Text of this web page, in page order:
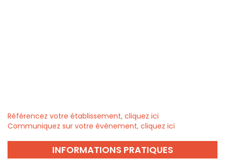
Référencez votre établissement, cliquez ici
Communiquez sur votre évènement, cliquez ici
INFORMATIONS PRATIQUES